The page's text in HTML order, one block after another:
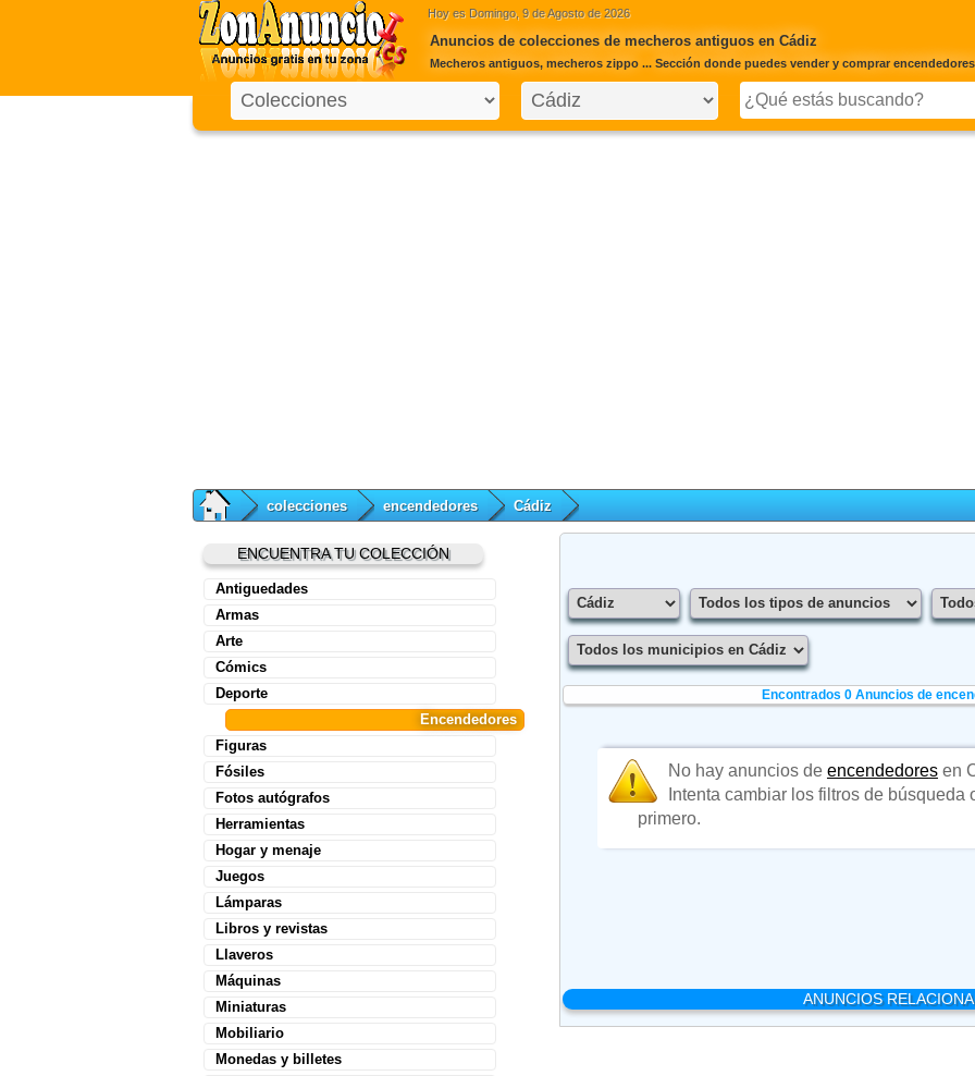
Hoy es Domingo, 9 de Agosto de 2026
Anuncios de colecciones de mecheros antiguos en Cádiz
Mecheros antiguos, mecheros zippo ... Sección donde puedes vender y comprar
colecciones encendedores Cádiz
ENCUENTRA TU COLECCIÓN
Antiguedades
Armas
Arte
Cómics
Deporte
Encendedores
Figuras
Fósiles
Fotos autógrafos
Herramientas
Hogar y menaje
Juegos
Lámparas
Libros y revistas
Llaveros
Máquinas
Miniaturas
Mobiliario
Monedas y billetes
Encontrados 0 Anuncios de
No hay anuncios de encendedoresen
Intenta cambiar los filtros de búsqueda
primero.
ANUNCIOS